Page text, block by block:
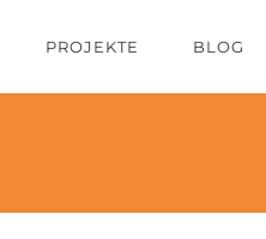
PROJEKTE BLOG